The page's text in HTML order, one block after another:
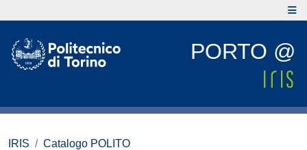
PORTO @
IRIS
Catalogo POLITO